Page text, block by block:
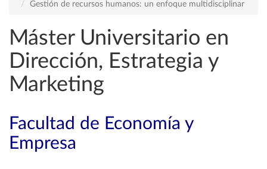
Gestión de recursos humanos: un enfoque multidisciplinar
Máster Universitario en
Dirección, Estrategia y
Marketing
Facultad de Economía y
Empresa